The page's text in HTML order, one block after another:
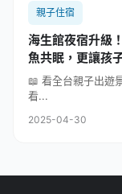
親子住宿
海生館夜宿升級
魚共眠，更讓孩
📖 看全台親子出遊
看...
2025-04-30